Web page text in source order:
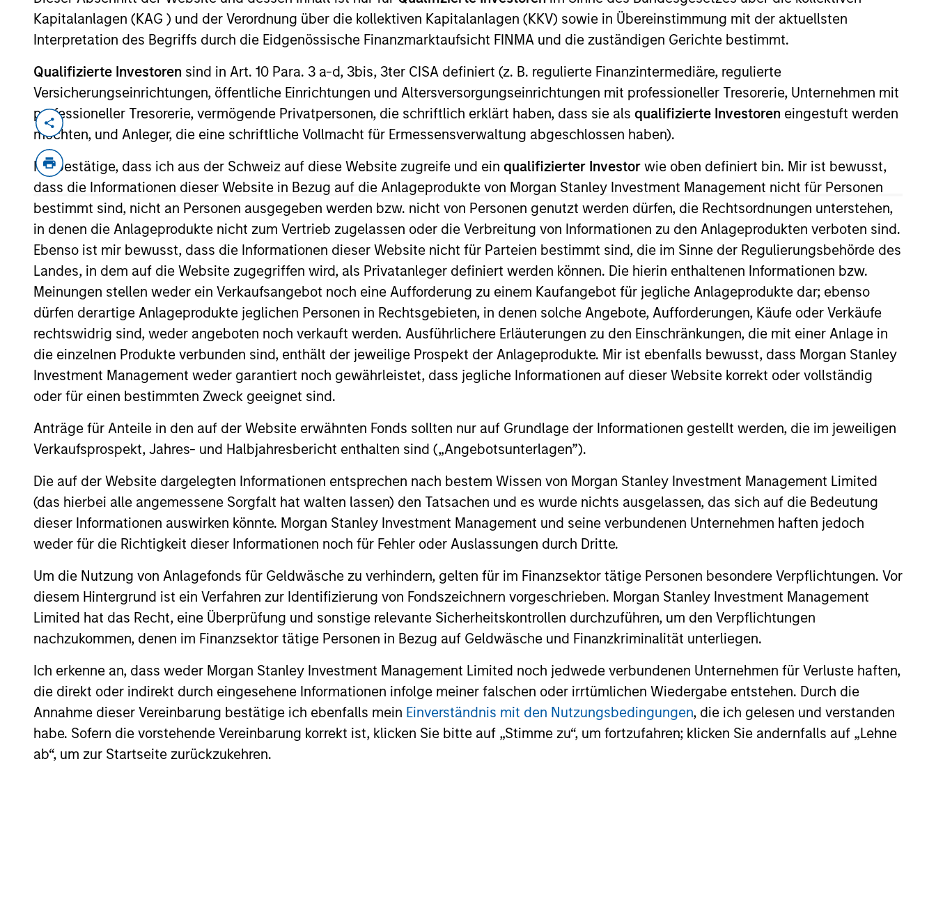
Kapitalanlagen (KAG ) und der Verordnung über die kollektiven Kapitalanlagen (KKV) sowie in Übereinstimmung mit der aktuellsten
Interpretation des Begriffs durch die Eidgenössische Finanzmarktaufsicht FINMA und die zuständigen Gerichte bestimmt.
Qualifizierte Investoren sind in Art. 10 Para. 3 a-d, 3bis, 3ter CISA definiert (z. B. regulierte Finanzintermediäre, regulierte
Versicherungseinrichtungen, öffentliche Einrichtungen und Altersversorgungseinrichtungen mit professioneller Tresorerie, Unternehmen mit
professioneller Tresorerie, vermögende Privatpersonen, die schriftlich erklärt haben, dass sie als qualifizierte Investoren eingestuft werden
möchten, und Anleger, die eine schriftliche Vollmacht für Ermessensverwaltung abgeschlossen haben).
Ich bestätige, dass ich aus der Schweiz auf diese Website zugreife und ein qualifizierter Investor wie oben definiert bin. Mir ist bewusst,
dass die Informationen dieser Website in Bezug auf die Anlageprodukte von Morgan Stanley Investment Management nicht für Personen
bestimmt sind, nicht an Personen ausgegeben werden bzw. nicht von Personen genutzt werden dürfen, die Rechtsordnungen unterstehen,
in denen die Anlageprodukte nicht zum Vertrieb zugelassen oder die Verbreitung von Informationen zu den Anlageprodukten verboten sind.
Ebenso ist mir bewusst, dass die Informationen dieser Website nicht für Parteien bestimmt sind, die im Sinne der Regulierungsbehörde des
Landes, in dem auf die Website zugegriffen wird, als Privatanleger definiert werden können. Die hierin enthaltenen Informationen bzw.
Meinungen stellen weder ein Verkaufsangebot noch eine Aufforderung zu einem Kaufangebot für jegliche Anlageprodukte dar; ebenso
dürfen derartige Anlageprodukte jeglichen Personen in Rechtsgebieten, in denen solche Angebote, Aufforderungen, Käufe oder Verkäufe
rechtswidrig sind, weder angeboten noch verkauft werden. Ausführlichere Erläuterungen zu den Einschränkungen, die mit einer Anlage in
die einzelnen Produkte verbunden sind, enthält der jeweilige Prospekt der Anlageprodukte. Mir ist ebenfalls bewusst, dass Morgan Stanley
Investment Management weder garantiert noch gewährleistet, dass jegliche Informationen auf dieser Website korrekt oder vollständig
oder für einen bestimmten Zweck geeignet sind.
Anträge für Anteile in den auf der Website erwähnten Fonds sollten nur auf Grundlage der Informationen gestellt werden, die im jeweiligen
Verkaufsprospekt, Jahres- und Halbjahresbericht enthalten sind („Angebotsunterlagen”).
Die auf der Website dargelegten Informationen entsprechen nach bestem Wissen von Morgan Stanley Investment Management Limited
(das hierbei alle angemessene Sorgfalt hat walten lassen) den Tatsachen und es wurde nichts ausgelassen, das sich auf die Bedeutung
dieser Informationen auswirken könnte. Morgan Stanley Investment Management und seine verbundenen Unternehmen haften jedoch
weder für die Richtigkeit dieser Informationen noch für Fehler oder Auslassungen durch Dritte.
Um die Nutzung von Anlagefonds für Geldwäsche zu verhindern, gelten für im Finanzsektor tätige Personen besondere Verpflichtungen. Vor
diesem Hintergrund ist ein Verfahren zur Identifizierung von Fondszeichnern vorgeschrieben. Morgan Stanley Investment Management
Limited hat das Recht, eine Überprüfung und sonstige relevante Sicherheitskontrollen durchzuführen, um den Verpflichtungen
nachzukommen, denen im Finanzsektor tätige Personen in Bezug auf Geldwäsche und Finanzkriminalität unterliegen.
Ich erkenne an, dass weder Morgan Stanley Investment Management Limited noch jedwede verbundenen Unternehmen für Verluste haften,
die direkt oder indirekt durch eingesehene Informationen infolge meiner falschen oder irrtümlichen Wiedergabe entstehen. Durch die
Annahme dieser Vereinbarung bestätige ich ebenfalls mein Einverständnis mit den Nutzungsbedingungen, die ich gelesen und verstanden
habe. Sofern die vorstehende Vereinbarung korrekt ist, klicken Sie bitte auf „Stimme zu“, um fortzufahren; klicken Sie andernfalls auf „Lehne
ab“, um zur Startseite zurückzukehren.
Überblick Produkte
CashInvest by Morgan
Stanley
Explore More Kontakt
Overview
Expertise
We help treasury professionals and other clients
navigate the ever-evolving cash management
landscape through a combination of expertise,
resources and strategies.
Resources
Our dedicated team offers client-focused
resources and expertise with technology-based
support and solutions.
Investment solutions
Strategies to meet a range of investor cash-
management needs – from liquidity and money
markets to ultra-short funds and customized
solutions.